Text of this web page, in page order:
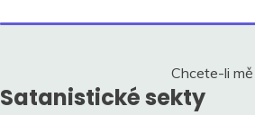
HISTORIE V
Chcete-li
Satanistické sekty